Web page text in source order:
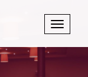
Toggle